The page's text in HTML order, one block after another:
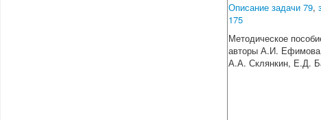
Описание задачи 79,
175
Методическое
авторы А.И.
А.А. Склянкин, Е.Д.